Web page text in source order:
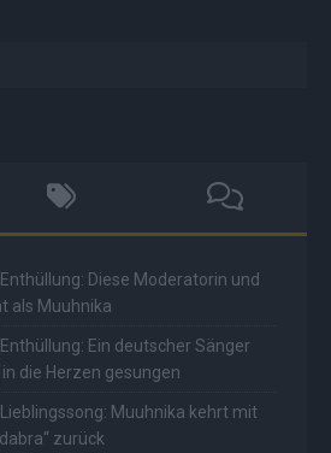
Diese Moderatorin und
als Muuhnika
Ein deutscher Sänger
die Herzen gesungen
Muuhnika kehrt mit
zurück